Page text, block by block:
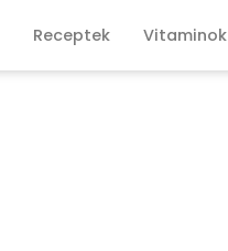
Receptek Vitaminok